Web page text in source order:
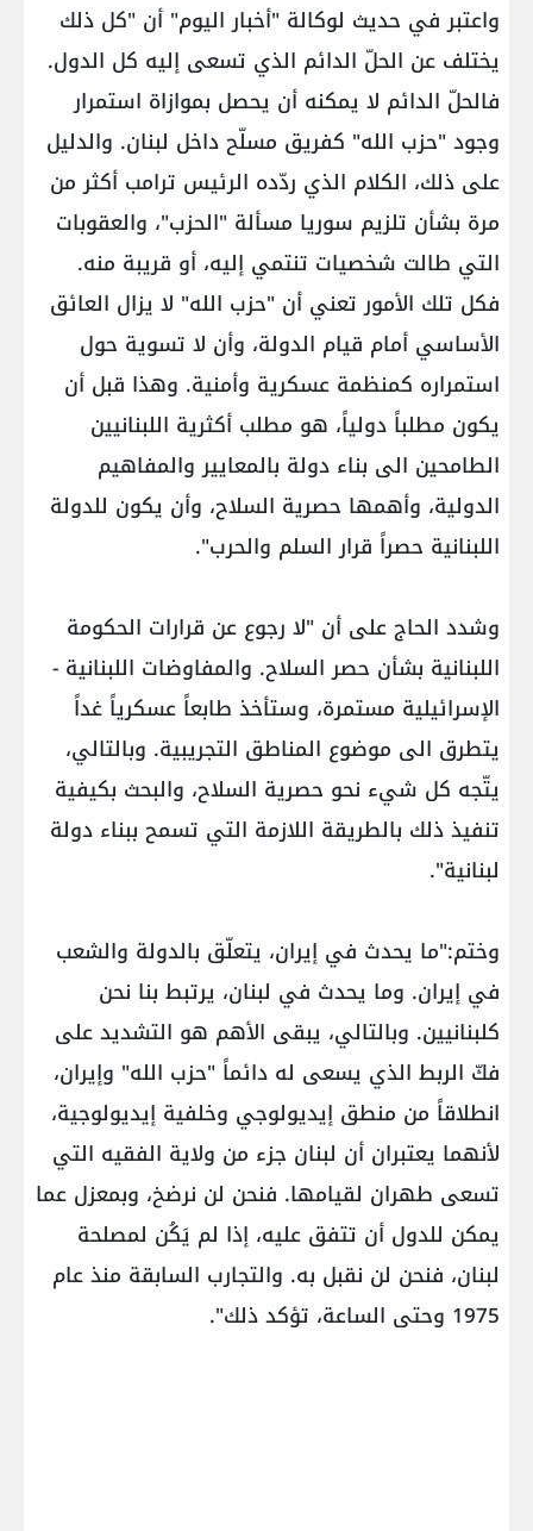
واعتبر في حديث لوكالة "أخبار اليوم" أن "كل ذلك
يختلف عن الحلّ الدائم الذي تسعى إليه كل الدول.
فالحلّ الدائم لا يمكنه أن يحصل بموازاة استمرار
وجود "حزب الله" كفريق مسلّح داخل لبنان. والدليل
على ذلك، الكلام الذي ردّده الرئيس ترامب أكثر من
مرة بشأن تلزيم سوريا مسألة "الحزب"، والعقوبات
التي طالت شخصيات تنتمي إليه، أو قريبة منه.
فكل تلك الأمور تعني أن "حزب الله" لا يزال العائق
الأساسي أمام قيام الدولة، وأن لا تسوية حول
استمراره كمنظمة عسكرية وأمنية. وهذا قبل أن
يكون مطلباً دولياً، هو مطلب أكثرية اللبنانيين
الطامحين الى بناء دولة بالمعايير والمفاهيم
الدولية، وأهمها حصرية السلاح، وأن يكون للدولة
اللبنانية حصراً قرار السلم والحرب".
وشدد الحاج على أن "لا رجوع عن قرارات الحكومة
اللبنانية بشأن حصر السلاح. والمفاوضات اللبنانية -
الإسرائيلية مستمرة، وستأخذ طابعاً عسكرياً غداً
يتطرق الى موضوع المناطق التجريبية. وبالتالي،
يتّجه كل شيء نحو حصرية السلاح، والبحث بكيفية
تنفيذ ذلك بالطريقة اللازمة التي تسمح ببناء دولة
لبنانية".
وختم:"ما يحدث في إيران، يتعلّق بالدولة والشعب
في إيران. وما يحدث في لبنان، يرتبط بنا نحن
كلبنانيين. وبالتالي، يبقى الأهم هو التشديد على
فكّ الربط الذي يسعى له دائماً "حزب الله" وإيران،
انطلاقاً من منطق إيديولوجي وخلفية إيديولوجية،
لأنهما يعتبران أن لبنان جزء من ولاية الفقيه التي
تسعى طهران لقيامها. فنحن لن نرضخ، وبمعزل عما
يمكن للدول أن تتفق عليه، إذا لم يَكُن لمصلحة
لبنان، فنحن لن نقبل به. والتجارب السابقة منذ عام
1975 وحتى الساعة، تؤكد ذلك".